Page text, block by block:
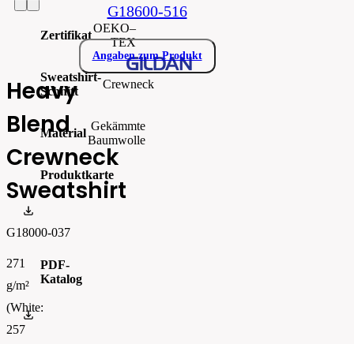
Heavy
Blend
Crewneck
Sweatshirt
G18000-037
271
g/m²
(White:
257
Zertifikat
OEKO–
TEX
Sweatshirt-
Schnitt
Crewneck
Material
Gekämmte
Baumwolle
Produktkarte
PDF-
Katalog
FLIPBOOK_GL - PW - EUR - PRT - 2026 Swatchalog
G18600-516
Angaben zum Produkt